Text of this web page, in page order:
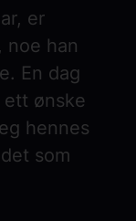
er
noe han
En dag
ønske
hennes
som